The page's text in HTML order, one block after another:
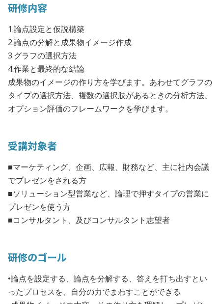
研修内容
1.論点設定と仮説構築
2.論点の分解と成果物イメージ作成
3.グラフの選択方法
4.作業と最終的な結論
成果物のイメージの作り方を学びます。あわせてグラフの
タイプの選択方法、複数の選択肢があるときの分析方法、
オプション評価のフレームワークを学びます。
受講対象者
■マーケティング、企画、広報、財務など、主に社内会議
でプレゼンをされる方
■ソリューション型営業など、論理で押すタイプの営業に
プレゼンを使う方
■コンサルタント、及びコンサルタント志望者
研修のゴール
•論点を設定する、論点を分解する、答えを打ち出すとい
ったプロセスを、自分の力でまわすことができる